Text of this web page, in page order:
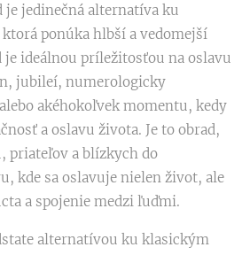
je jedinečná alternatíva ku
ponúka hlbší a vedomejší
je ideálnou príležitosťou na oslavu
jubileí, numerologicky
akéhokoľvek momentu, kedy
a oslavu života. Je to obrad,
priateľov a blízkych do
kde sa oslavuje nielen život, ale
a spojenie medzi ľuďmi.
alternatívou ku klasickým